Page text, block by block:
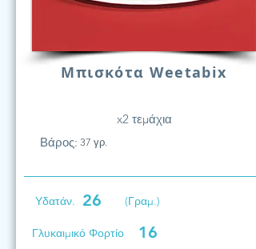
Μπισκότα Weetabix
x2 τεμάχια
Βάρος: 37 γρ.
Υδατάν. 26 (Γραμ.)
Γλυκαιμικό Φορτίο 16